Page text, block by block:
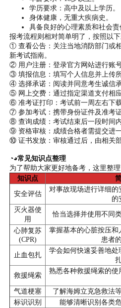
学历要求：高中及以上学历。
身体健康，无重大疾病史。
具备良好的心理素质和社会责
报考流程则相对简单明了，按照以
① 查看公告：关注当地消防部门或
新考试指南。
② 用户注册：登录官方网站进行账号
③ 填报信息：填写个人信息并上传所
④ 选择承诺：阅读并同意考生诚信承
⑤ 网上交费：通过指定渠道支付相应
⑥ 准考证打印：考试前一周左右下载
⑦ 参加考试：携带身份证件及准考
⑧ 查询成绩：考试结束后一段时间
⑨ 资格审核：成绩合格者需提交进一
⑩ 证书发放：审核通过后，由相关
◔◕常见知识点整理
为了帮助大家更好地备考，这里整
知识点
安全评估
对事故现场进行详细
的
灭火器使
用
恰当选择并使用不同
心肺复苏
(CPR)
掌握基本的心脏按压
患者
止血包扎
学会如何快速妥善地
救援绳索
熟悉各种救援绳索的
气道梗塞
了解海姆立克急救法
标识识别
能够清晰识别各类